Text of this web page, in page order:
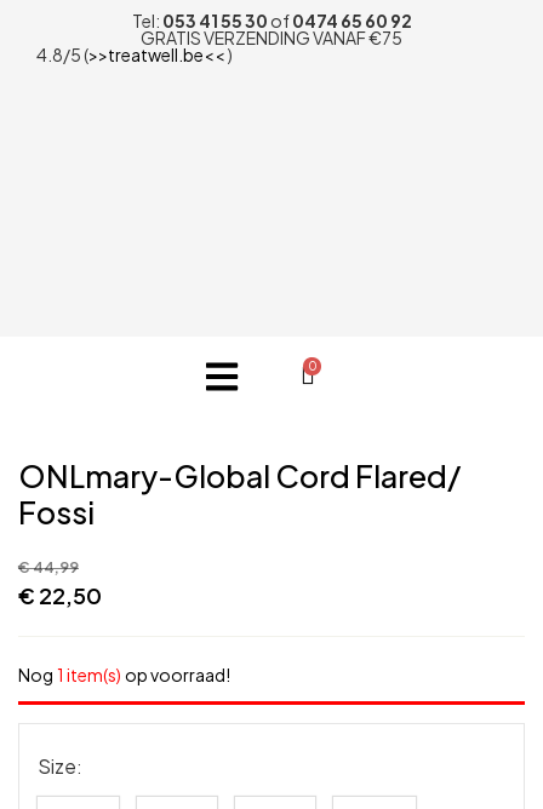
Tel: 053 41 55 30 of0474 65 60 92
GRATIS VERZENDING VANAF €75
4.8/5 (>>treatwell.be<<)
0
ONLmary-Global Cord Flared/
Fossi
€44,99
€ 22,50
Nog 1 item(s) op voorraad!
Size